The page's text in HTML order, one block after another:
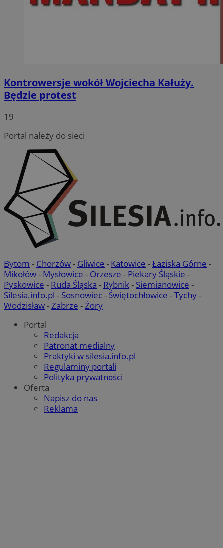
Kontrowersje wokół Wojciecha Kałuży.
Będzie protest
19
Portal należy do sieci
Bytom - Chorzów- Gliwice - Katowice -Łaziska Górne -
Mikołów- Mysłowice - Orzesze - Piekary Śląskie -
Pyskowice - Ruda Śląska - Rybnik- Siemianowice -
Silesia.info.pl - Sosnowiec- Świętochłowice -Tychy-
Wodzisław-Zabrze -Żory
Portal
Redakcja
Patronat medialny
Praktyki w silesia.info.pl
Regulaminy portali
Polityka prywatności
Oferta
Napisz do nas
Reklama